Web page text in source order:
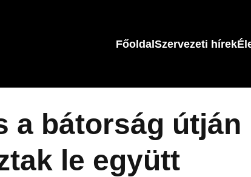
FőoldalSzervezeti hírek
a bátorság útján
le együtt